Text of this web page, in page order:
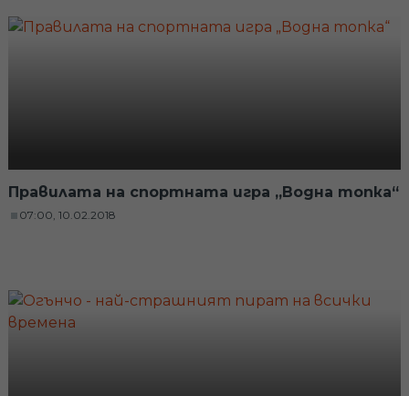
Правилата на спортната игра „Водна топка“
07:00, 10.02.2018